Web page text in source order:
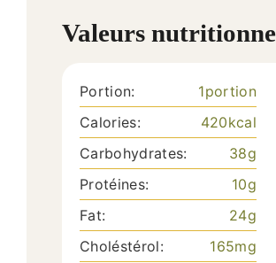
Valeurs
Portion: 1portion
Calories:
420kcal
Carbohydrates:
38g
Protéines:
10g
Fat:
24g
Choléstérol:
165mg